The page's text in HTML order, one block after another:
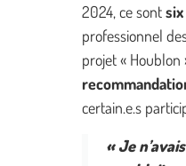
2024, ce sont
professionnel
projet « Houblon
certain.e.s
« Je